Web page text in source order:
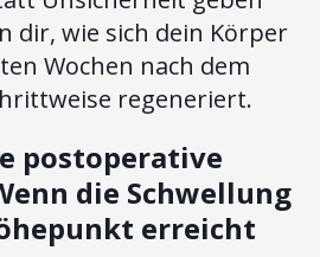
dir, wie sich dein Körper
Wochen nach dem
regeneriert.
postoperative
die Schwellung
erreicht